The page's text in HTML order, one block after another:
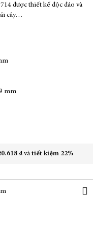
được thiết kế độc đáo và
cây…
mm
₫ và tiết kiệm 22%